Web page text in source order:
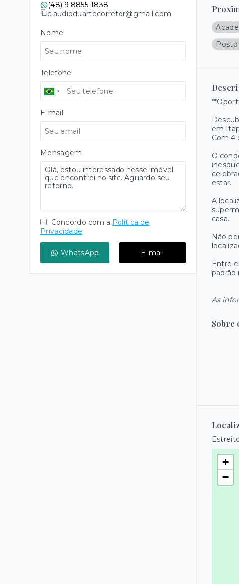
Posto
em
Com 4
O
estar.
A
casa.
Não
Entre
padrão
As
Sobre
+
−
(48) 9 8855-1838
claudioduartecorretor@gmail.com
Nome
Telefone
E-mail
Mensagem
Concordo com a Política de
Privacidade
WhatsApp E-mail